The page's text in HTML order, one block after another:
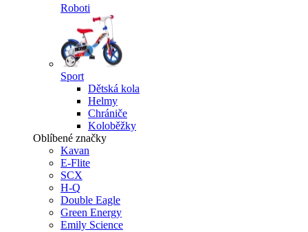
Roboti
Sport
Dětská kola
Helmy
Chrániče
Koloběžky
Oblíbené značky
Kavan
E-Flite
SCX
H-Q
Double Eagle
Green Energy
Emily Science